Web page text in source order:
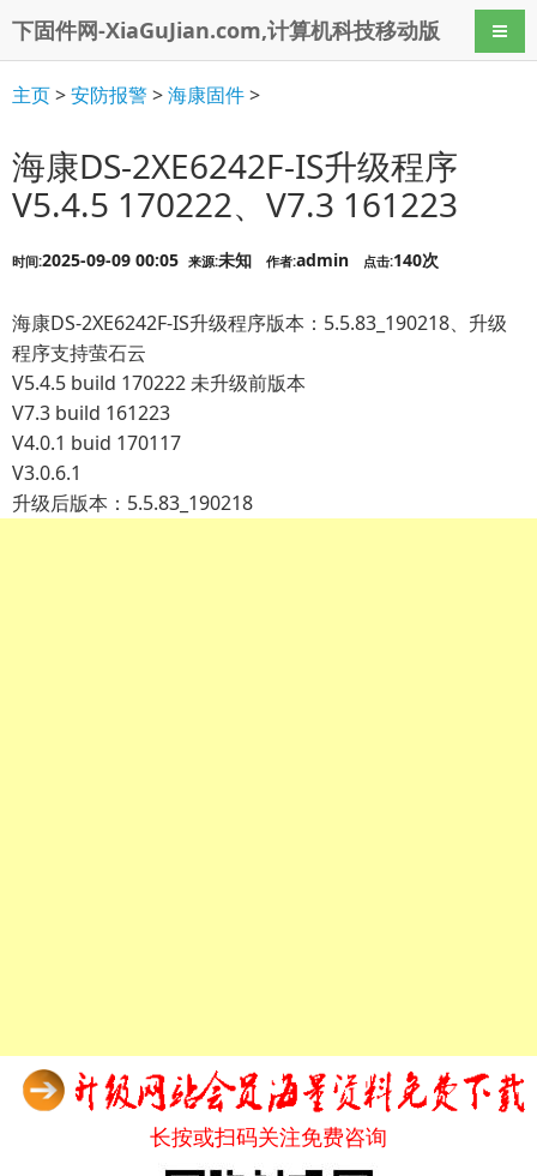
下固件网-XiaGuJian.com,计算机科技移动版 导航
主页>安防报警>海康固件>
海康DS-2XE6242F-IS升级程序
V5.4.5 170222、V7.3 161223
时间:2025-09-09 00:05 来源:未知 作者:admin 点击:140次
海康DS-2XE6242F-IS升级程序版本：5.5.83_190218、升级
程序支持萤石云
V5.4.5 build 170222 未升级前版本
V7.3 build 161223
V4.0.1 buid 170117
V3.0.6.1
升级后版本：5.5.83_190218
长按或扫码关注免费咨询